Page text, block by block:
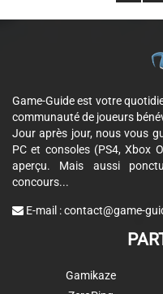
Game-Guide est votre
communauté de joueurs
Jour après jour, nous vous
PC et consoles (PS4, Xbox
aperçu. Mais aussi
concours...
E-mail :contact@game-
Gamikaze